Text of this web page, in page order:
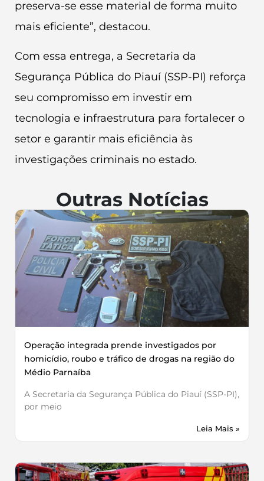
preserva-se esse material de forma muito
mais eficiente”, destacou.
Com essa entrega, a Secretaria da
Segurança Pública do Piauí (SSP-PI) reforça
seu compromisso em investir em
tecnologia e infraestrutura para fortalecer o
setor e garantir mais eficiência às
investigações criminais no estado.
Outras Notícias
Operação integrada prende investigados por
homicídio, roubo e tráfico de drogas na região do
Médio Parnaíba
A Secretaria da Segurança Pública do Piauí (SSP-PI),
por meio
Leia Mais »